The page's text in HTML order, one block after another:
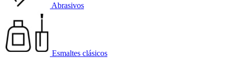
Abrasivos
Esmaltes clásicos